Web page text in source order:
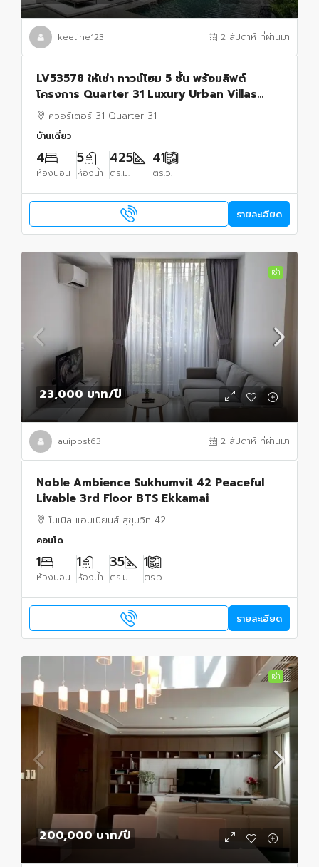
keetine123 2 สัปดาห์ ที่ผ่านมา
LV53578 ให้เช่า ทาวน์โฮม 5 ชั้น พร้อมลิฟต์
โครงการ Quarter 31 Luxury Urban Villas
ใจกลางสุขุมวิท
ควอร์เตอร์ 31 Quarter 31
บ้านเดี่ยว
4
ห้องนอน
5
ห้องน้ำ
425
ตร.ม.
41
ตร.ว.
รายละเอียด
เช่า
23,000 บาท/ปี
auipost63 2 สัปดาห์ ที่ผ่านมา
Noble Ambience Sukhumvit 42 Peaceful
Livable 3rd Floor BTS Ekkamai
โนเบิล แอมเบียนส์ สุขุมวิท 42
คอนโด
1
ห้องนอน
1
ห้องน้ำ
35
ตร.ม.
1
ตร.ว.
รายละเอียด
เช่า
200,000 บาท/ปี